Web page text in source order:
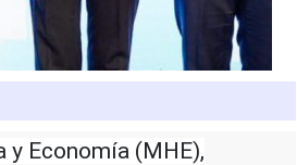
y Economía (MHE),